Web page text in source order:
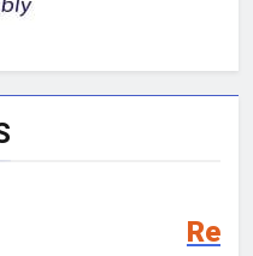
Rekrutacja SMS